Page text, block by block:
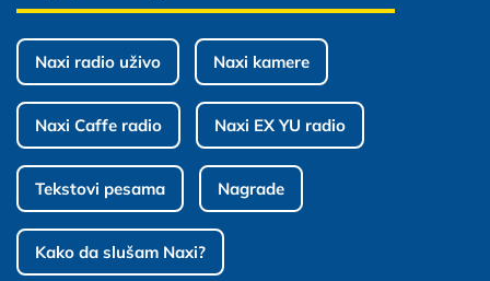
Naxi radio uživo Naxi kamere
Naxi Caffe radio Naxi EX YU radio
Tekstovi pesama Nagrade
Kako da slušam Naxi?